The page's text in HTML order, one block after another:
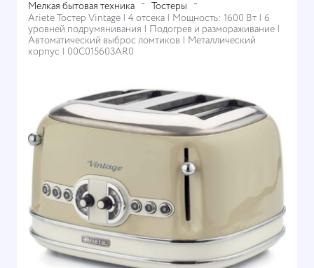
Мелкая бытовая техника
Тостеры
Ariete Тостер Vintage | 4 отсека | Мощность: 1600 Вт | 6
уровней подрумянивания | Подогрев и размораживание |
Автоматический выброс ломтиков | Металлический
корпус | 00C015603AR0